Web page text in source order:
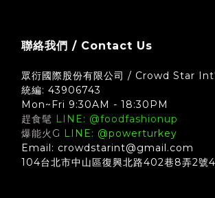
聯絡我們 / Contact Us
眾衍國際股份有限公司 / Crowd Star
統編: 43906743
Mon~Fri 9:30AM - 18:30PM
趕食髦 LINE: @foodfashionup
爆能火G LINE: @powerturkey
Email: crowdstarint@gmail.com
104台北市中山區復興北路402巷8弄2號